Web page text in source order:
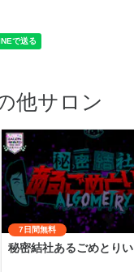
他サロン
7日間無料
秘密結社あるごめとりい